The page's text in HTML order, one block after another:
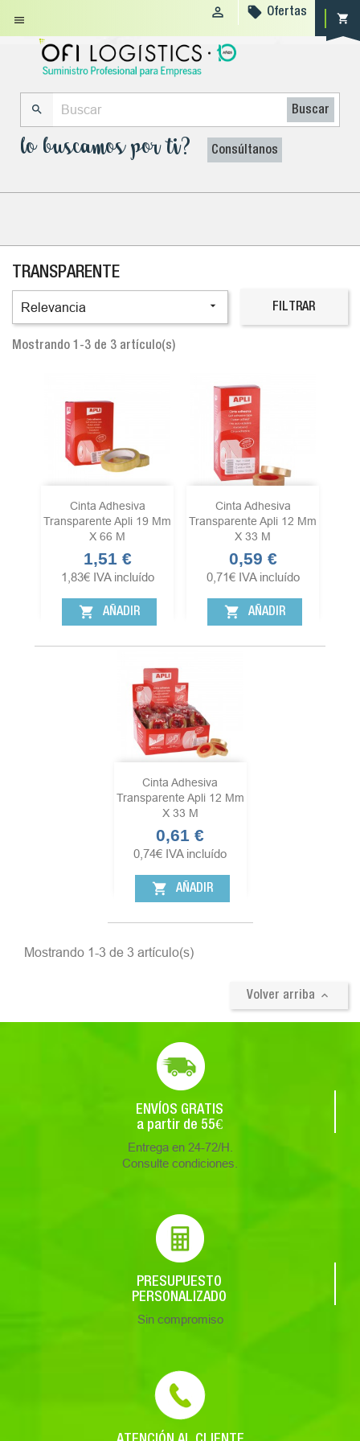
 shopping_cart
  Ofertas
 Buscar
lo buscamos por ti? Consúltanos
TRANSPARENTE
Relevancia  FILTRAR
Mostrando 1-3 de 3 artículo(s)
Cinta Adhesiva
Transparente Apli 19 Mm
X 66 M
Precio
1,51 €
1,83€ IVA incluído
shopping_cart AÑADIR
Cinta Adhesiva
Transparente Apli 12 Mm
X 33 M
Precio
0,59 €
0,71€ IVA incluído
shopping_cart AÑADIR
Cinta Adhesiva
Transparente Apli 12 Mm
X 33 M
Precio
0,61 €
0,74€ IVA incluído
shopping_cart AÑADIR
Mostrando 1-3 de 3 artículo(s)
Volver arriba 
ENVÍOS GRATIS
a partir de 55€
Entrega en 24-72/H.
Consulte condiciones.
PRESUPUESTO
PERSONALIZADO
Sin compromiso